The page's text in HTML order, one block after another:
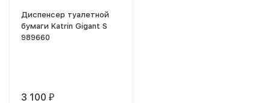
Диспенсер туалетной
бумаги Katrin Gigant S
989660
3 100₽